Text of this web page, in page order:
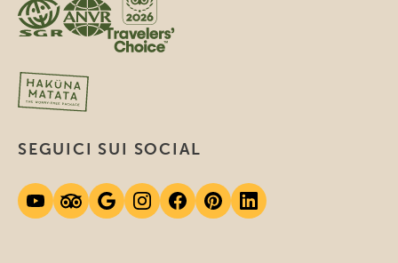
SEGUICI SUI SOCIAL